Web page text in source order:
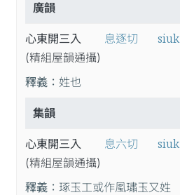
廣韻
心東開三入
(精組屋韻通攝)
息逐切 siuk
釋義： 姓也
集韻
心東開三入
(精組屋韻通攝)
息六切 siuk
釋義： 琢玉工或作㓘璛玉又姓